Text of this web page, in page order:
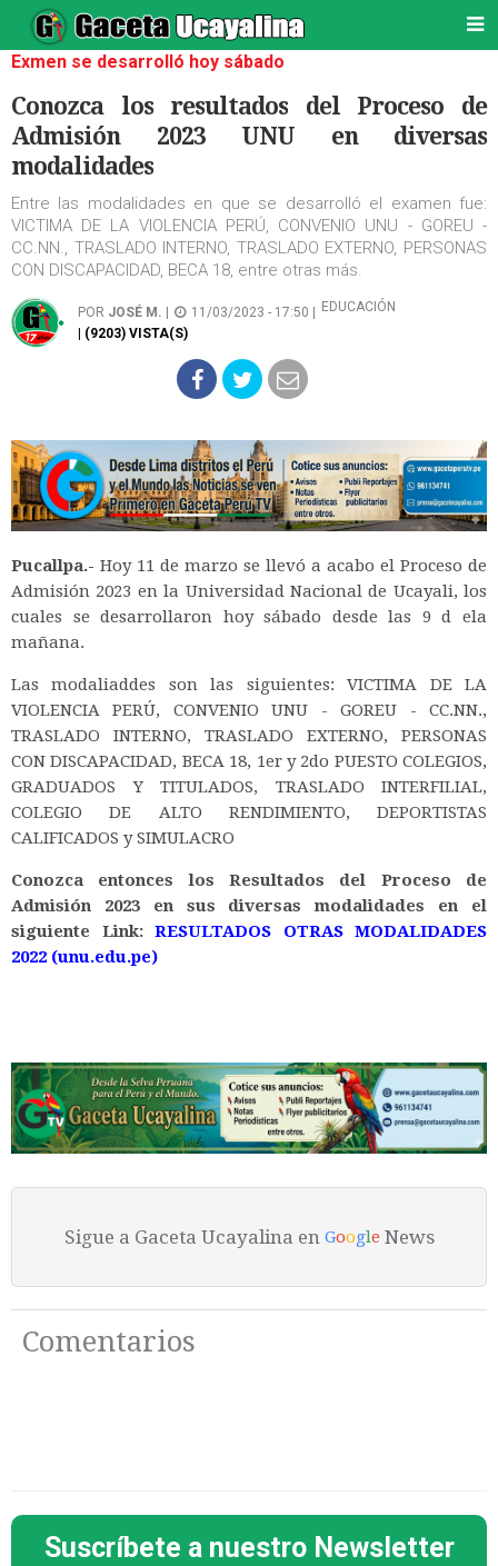
Exmen se desarrolló hoy sábado
Conozca los resultados del Proceso de
Admisión 2023 UNU en diversas
modalidades
Entre las modalidades en que se desarrolló el examen fue:
VICTIMA DE LA VIOLENCIA PERÚ, CONVENIO UNU - GOREU -
CC.NN., TRASLADO INTERNO, TRASLADO EXTERNO, PERSONAS
CON DISCAPACIDAD, BECA 18, entre otras más.
POR JOSÉ M. 11/03/2023 - 17:50 |
EDUCACIÓN
| (9203) VISTA(S)
Pucallpa.- Hoy 11 de marzo se llevó a acabo el Proceso de
Admisión 2023 en la Universidad Nacional de Ucayali, los
cuales se desarrollaron hoy sábado desde las 9 d ela
mañana.
Las modaliaddes son las siguientes: VICTIMA DE LA
VIOLENCIA PERÚ, CONVENIO UNU - GOREU - CC.NN.,
TRASLADO INTERNO, TRASLADO EXTERNO, PERSONAS
CON DISCAPACIDAD, BECA 18, 1er y 2do PUESTO COLEGIOS,
GRADUADOS Y TITULADOS, TRASLADO INTERFILIAL,
COLEGIO DE ALTO RENDIMIENTO, DEPORTISTAS
CALIFICADOS y SIMULACRO
Conozca entonces los Resultados del Proceso de
Admisión 2023 en sus diversas modalidades en el
siguiente Link: RESULTADOS OTRAS MODALIDADES
2022 (unu.edu.pe)
Sigue a Gaceta Ucayalina en Google News
Comentarios
Suscríbete a nuestro Newsletter